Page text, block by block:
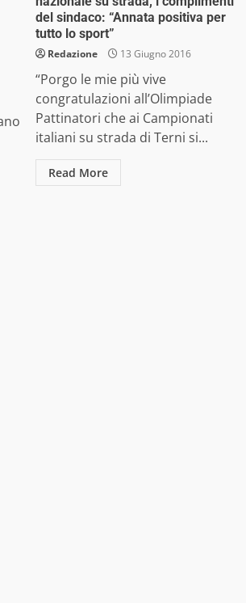
del sindaco: “Annata positiva per
tutto lo sport”
Redazione 13 Giugno 2016
“Porgo le mie più vive
congratulazioni all’Olimpiade
Pattinatori che ai Campionati
italiani su strada di Terni si...
Read More